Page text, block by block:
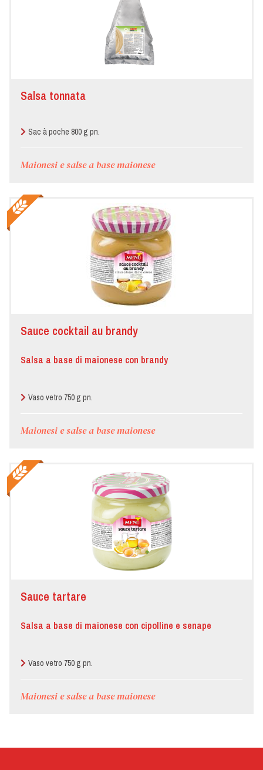
Salsa tonnata
Sac à poche 800 g pn.
Maionesi e salse a base maionese
Sauce cocktail au brandy
Salsa a base di maionese con brandy
Vaso vetro 750 g pn.
Maionesi e salse a base maionese
Sauce tartare
Salsa a base di maionese con cipolline e senape
Vaso vetro 750 g pn.
Maionesi e salse a base maionese